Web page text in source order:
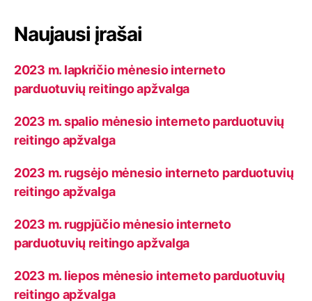
Naujausi įrašai
2023 m. lapkričio mėnesio interneto
parduotuvių reitingo apžvalga
2023 m. spalio mėnesio interneto parduotuvių
reitingo apžvalga
2023 m. rugsėjo mėnesio interneto parduotuvių
reitingo apžvalga
2023 m. rugpjūčio mėnesio interneto
parduotuvių reitingo apžvalga
2023 m. liepos mėnesio interneto parduotuvių
reitingo apžvalga